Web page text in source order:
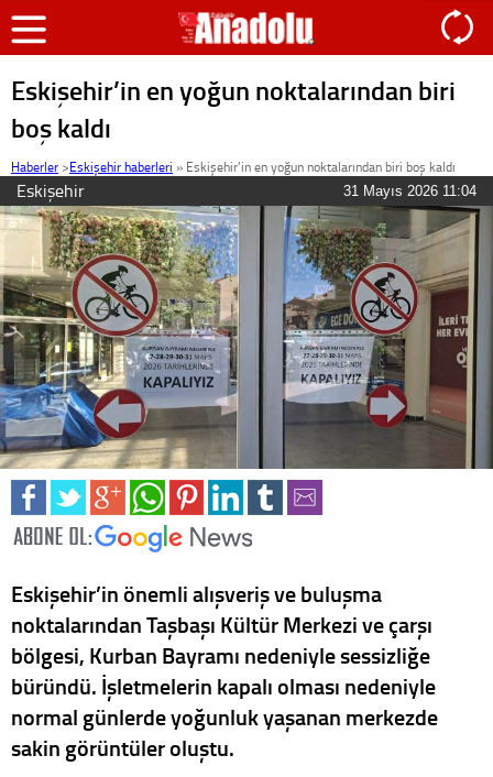
Eskişehir’in en yoğun noktalarından biri
boş kaldı
Haberler >Eskişehir haberleri » Eskişehir’in en yoğun noktalarından biri boş kaldı
Eskişehir 31 Mayıs 2026 11:04
Eskişehir’in önemli alışveriş ve buluşma
noktalarından Taşbaşı Kültür Merkezi ve çarşı
bölgesi, Kurban Bayramı nedeniyle sessizliğe
büründü. İşletmelerin kapalı olması nedeniyle
normal günlerde yoğunluk yaşanan merkezde
sakin görüntüler oluştu.